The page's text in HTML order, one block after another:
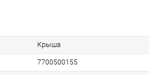
Крыша
7700500155